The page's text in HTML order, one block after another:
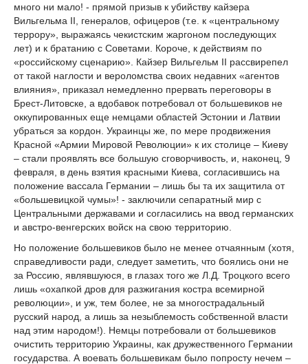
много ни мало! - прямой призыв к убийству кайзера
Вильгельма II, генералов, офицеров (т.е. к «центральному
террору», выражаясь чекистским жаргоном последующих
лет) и к братанию с Советами. Короче, к действиям по
«российскому сценарию». Кайзер Вильгельм II рассвирепел
от такой наглости и вероломства своих недавних «агентов
влияния», приказал немедленно прервать переговоры в
Брест-Литовске, а вдобавок потребовал от большевиков не
оккупированных еще немцами областей Эстонии и Латвии
убраться за кордон. Украинцы же, по мере продвижения
Красной «Армии Мировой Революции» к их столице – Киеву
– стали проявлять все большую сговорчивость, и, наконец, 9
февраля, в день взятия красными Киева, согласившись на
положение вассала Германии – лишь бы та их защитила от
«большевицкой чумы»! - заключили сепаратный мир с
Центральными державами и согласились на ввод германских
и австро-венгерских войск на свою территорию.
Но положение большевиков было не менее отчаянным (хотя,
справедливости ради, следует заметить, что боялись они не
за Россию, являвшуюся, в глазах того же Л.Д. Троцкого всего
лишь «охапкой дров для разжигания костра всемирной
революции», и уж, тем более, не за многострадальный
русский народ, а лишь за незыблемость собственной власти
над этим народом!). Немцы потребовали от большевиков
очистить территорию Украины, как дружественного Германии
государства. А воевать большевикам было попросту нечем –